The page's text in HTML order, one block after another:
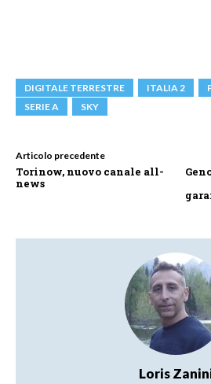
DIGITALE TERRESTRE ITALIA 2
SERIE A
SKY
Articolo precedente
Torinow, nuovo canale all-
news
Loris